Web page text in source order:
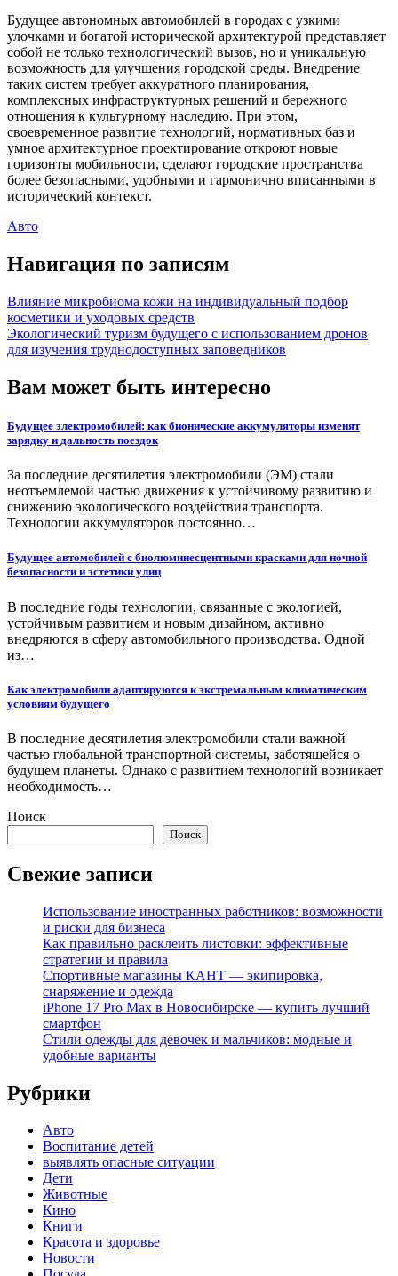
Будущее автономных автомобилей в городах с узкими
улочками и богатой исторической архитектурой представляет
собой не только технологический вызов, но и уникальную
возможность для улучшения городской среды. Внедрение
таких систем требует аккуратного планирования,
комплексных инфраструктурных решений и бережного
отношения к культурному наследию. При этом,
своевременное развитие технологий, нормативных баз и
умное архитектурное проектирование откроют новые
горизонты мобильности, сделают городские пространства
более безопасными, удобными и гармонично вписанными в
исторический контекст.
Авто
Навигация по записям
Влияние микробиома кожи на индивидуальный подбор
косметики и уходовых средств
Экологический туризм будущего с использованием дронов
для изучения труднодоступных заповедников
Вам может быть интересно
Будущее электромобилей: как бионические аккумуляторы изменят
зарядку и дальность поездок
За последние десятилетия электромобили (ЭМ) стали
неотъемлемой частью движения к устойчивому развитию и
снижению экологического воздействия транспорта.
Технологии аккумуляторов постоянно…
Будущее автомобилей с биолюминесцентными красками для ночной
безопасности и эстетики улиц
В последние годы технологии, связанные с экологией,
устойчивым развитием и новым дизайном, активно
внедряются в сферу автомобильного производства. Одной
из…
Как электромобили адаптируются к экстремальным климатическим
условиям будущего
В последние десятилетия электромобили стали важной
частью глобальной транспортной системы, заботящейся о
будущем планеты. Однако с развитием технологий возникает
необходимость…
Поиск
Поиск
Свежие записи
Использование иностранных работников: возможности
и риски для бизнеса
Как правильно расклеить листовки: эффективные
стратегии и правила
Спортивные магазины КАНТ — экипировка,
снаряжение и одежда
iPhone 17 Pro Max в Новосибирске — купить лучший
смартфон
Стили одежды для девочек и мальчиков: модные и
удобные варианты
Рубрики
Авто
Воспитание детей
выявлять опасные ситуации
Дети
Животные
Кино
Книги
Красота и здоровье
Новости